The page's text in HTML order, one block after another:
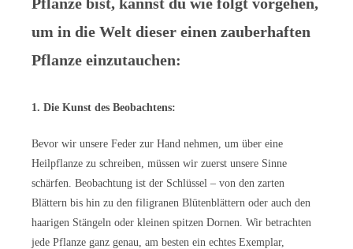
um in die Welt dieser einen zauberhaften
Pflanze einzutauchen:
1. Die Kunst des Beobachtens:
Bevor wir unsere Feder zur Hand nehmen, um über eine
Heilpflanze zu schreiben, müssen wir zuerst unsere Sinne
schärfen. Beobachtung ist der Schlüssel – von den zarten
Blättern bis hin zu den filigranen Blütenblättern oder auch den
haarigen Stängeln oder kleinen spitzen Dornen. Wir betrachten
jede Pflanze ganz genau, am besten ein echtes Exemplar,